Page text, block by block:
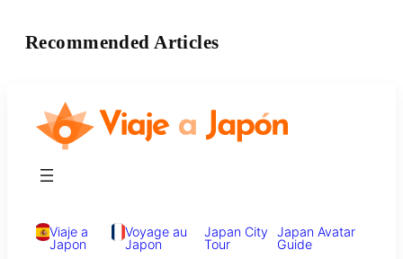
Recommended Articles
Viaje a
Japon
Voyage au
Japon
Japan City
Tour
Japan Avatar
Guide